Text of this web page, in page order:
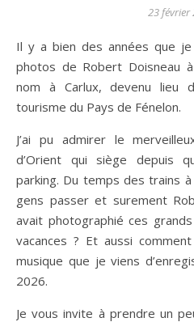
23 février
Il y a bien des années que je souhaitais passer voir les
photos de Robert Doisneau
nom à Carlux, devenu lieu
tourisme du Pays de Fénelon.
J’ai pu admirer le
d’Orient qui siège depuis
parking. Du temps des trains
gens passer et surement
avait photographié ces
vacances ? Et aussi
musique que je viens
2026.
Je vous invite à prendre un